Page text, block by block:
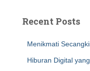
Recent Posts
Menikmati
Hiburan Digital